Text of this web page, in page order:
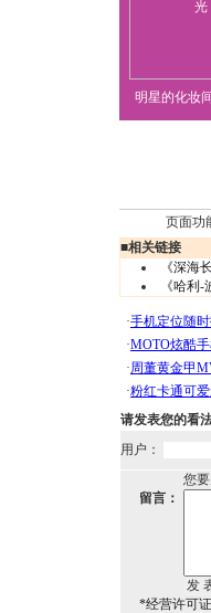
明星的化妆
页面功
■相关链接
《深海
《哈利
请发表您的看
用户：
您
留言：
*经营许可